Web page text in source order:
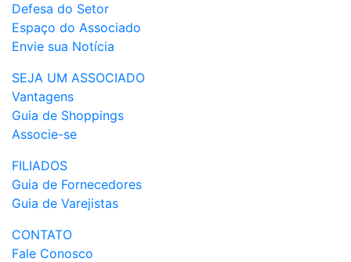
Defesa do Setor
Espaço do Associado
Envie sua Notícia
SEJA UM ASSOCIADO
Vantagens
Guia de Shoppings
Associe-se
FILIADOS
Guia de Fornecedores
Guia de Varejistas
CONTATO
Fale Conosco